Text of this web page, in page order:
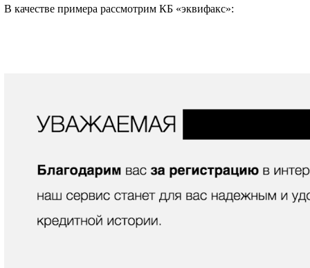
В качестве примера рассмотрим КБ «эквифакс»: